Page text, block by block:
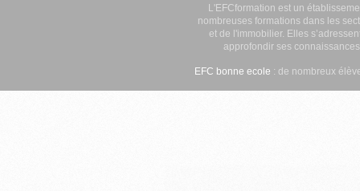
L'EFCformation est un
nombreuses formations dans les
et de l'immobilier. Elles
approfondir ses
EFC bonne ecole : de nombreux